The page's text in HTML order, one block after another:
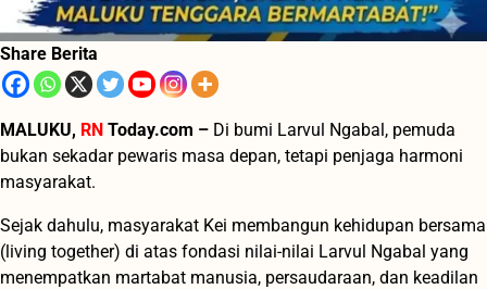
Share Berita
MALUKU, RN Today.com – Di bumi Larvul Ngabal, pemuda
bukan sekadar pewaris masa depan, tetapi penjaga harmoni
masyarakat.
Sejak dahulu, masyarakat Kei membangun kehidupan bersama
(living together) di atas fondasi nilai-nilai Larvul Ngabal yang
menempatkan martabat manusia, persaudaraan, dan keadilan